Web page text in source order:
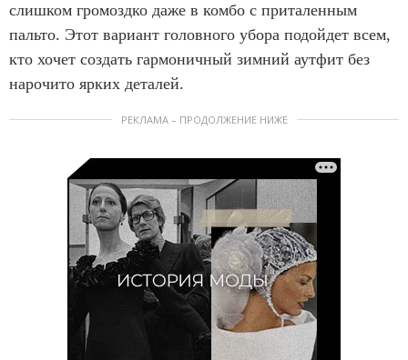
слишком громоздко даже в комбо с приталенным
пальто. Этот вариант головного убора подойдет всем,
кто хочет создать гармоничный зимний аутфит без
нарочито ярких деталей.
РЕКЛАМА – ПРОДОЛЖЕНИЕ НИЖЕ